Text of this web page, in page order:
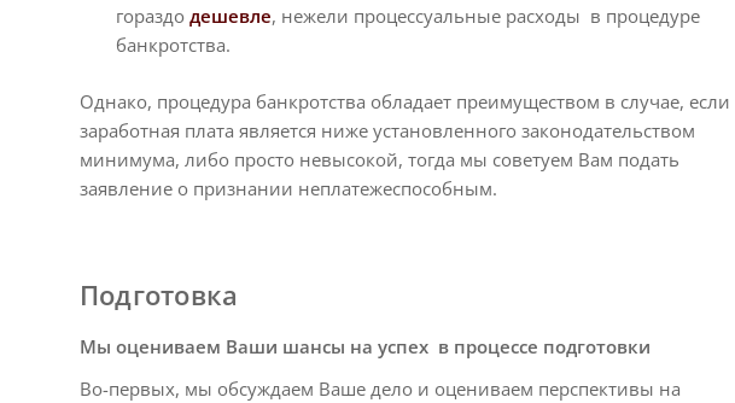
гораздо дешевле, нежели процессуальные расходы в процедуре
банкротства.
Однако, процедура банкротства обладает преимуществом в случае, если
заработная плата является ниже установленного законодательством
минимума, либо просто невысокой, тогда мы советуем Вам подать
заявление о признании неплатежеспособным.
Подготовка
Мы оцениваем Ваши шансы на успех в процессе подготовки
Во-первых, мы обсуждаем Ваше дело и оцениваем перспективы на